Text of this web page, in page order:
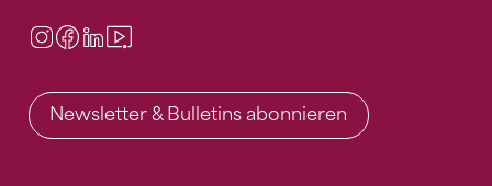
Instagram
Facebook
LinkedIn
Newsletter & Bulletins abonnieren